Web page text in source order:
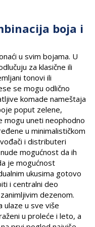
boja i
u svim bojama. U
za klasične ili
tonovi ili
se mogu odlično
komade nameštaja
poput zelene,
mogu uneti neophodno
u minimalističkom
i distributeri
mogućnost da ih
je mogućnost
ukusima gotovo
i centralni deo
dezenom.
ulaze u sve više
u proleće i leto, a